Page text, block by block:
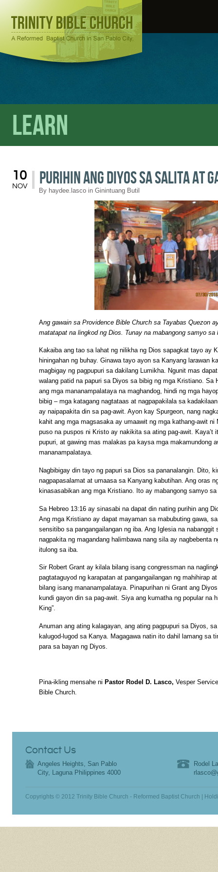
Learn
10
NOV Purihin ang Diyos Sa Salita at
By haydee.lasco in Ginintuang Butil
Ang gawain sa Providence Bible Church sa Tayabas Quezon
matatapat na lingkod ng Dios. Tunay na mabangong samyo
Kakaiba ang tao sa lahat ng nilikha ng Dios sapagkat tayo ay
hiningahan ng buhay. Ginawa tayo ayon sa Kanyang larawan
magbigay ng pagpupuri sa dakilang Lumikha. Ngunit mas
walang patid na papuri sa Diyos sa bibig ng mga Kristiano. Sa
ang mga mananampalataya na maghandog, hindi ng mga
bibig – mga katagang nagtataas at nagpapakilala sa
ay naipapakita din sa pag-awit. Ayon kay Spurgeon, nang
kahit ang mga magsasaka ay umaawit ng mga kathang-awit ni
puso na puspos ni Kristo ay nakikita sa ating pag-awit. Kaya’t
pupuri, at gawing mas malakas pa kaysa mga makamundong
mananampalataya.
Nagbibigay din tayo ng papuri sa Dios sa pananalangin. Dito,
nagpapasalamat at umaasa sa Kanyang kabutihan. Ang oras
kinasasabikan ang mga Kristiano. Ito ay mabangong samyo
Sa Hebreo 13:16 ay sinasabi na dapat din nating purihin ang
Ang mga Kristiano ay dapat mayaman sa mabubuting gawa,
sensitibo sa pangangailangan ng iba. Ang Iglesia na nabanggit
nagpakita ng magandang halimbawa nang sila ay nagbebenta
itulong sa iba.
Sir Robert Grant ay kilala bilang isang congressman na
pagtataguyod ng karapatan at pangangailangan ng mahihirap
bilang isang mananampalataya. Pinapurihan ni Grant ang
kundi gayon din sa pag-awit. Siya ang kumatha ng popular na
King”.
Anuman ang ating kalagayan, ang ating pagpupuri sa Diyos,
kalugod-lugod sa Kanya. Magagawa natin ito dahil lamang sa
para sa bayan ng Diyos.
Pina-ikling mensahe ni Pastor Rodel D. Lasco, Vesper
Bible Church.
Contact Us
Angeles Heights, San Pablo
City, Laguna Philippines 4000
Rodel
Copyrights © 2012 Trinity Bible Church - Reformed Baptist Church |